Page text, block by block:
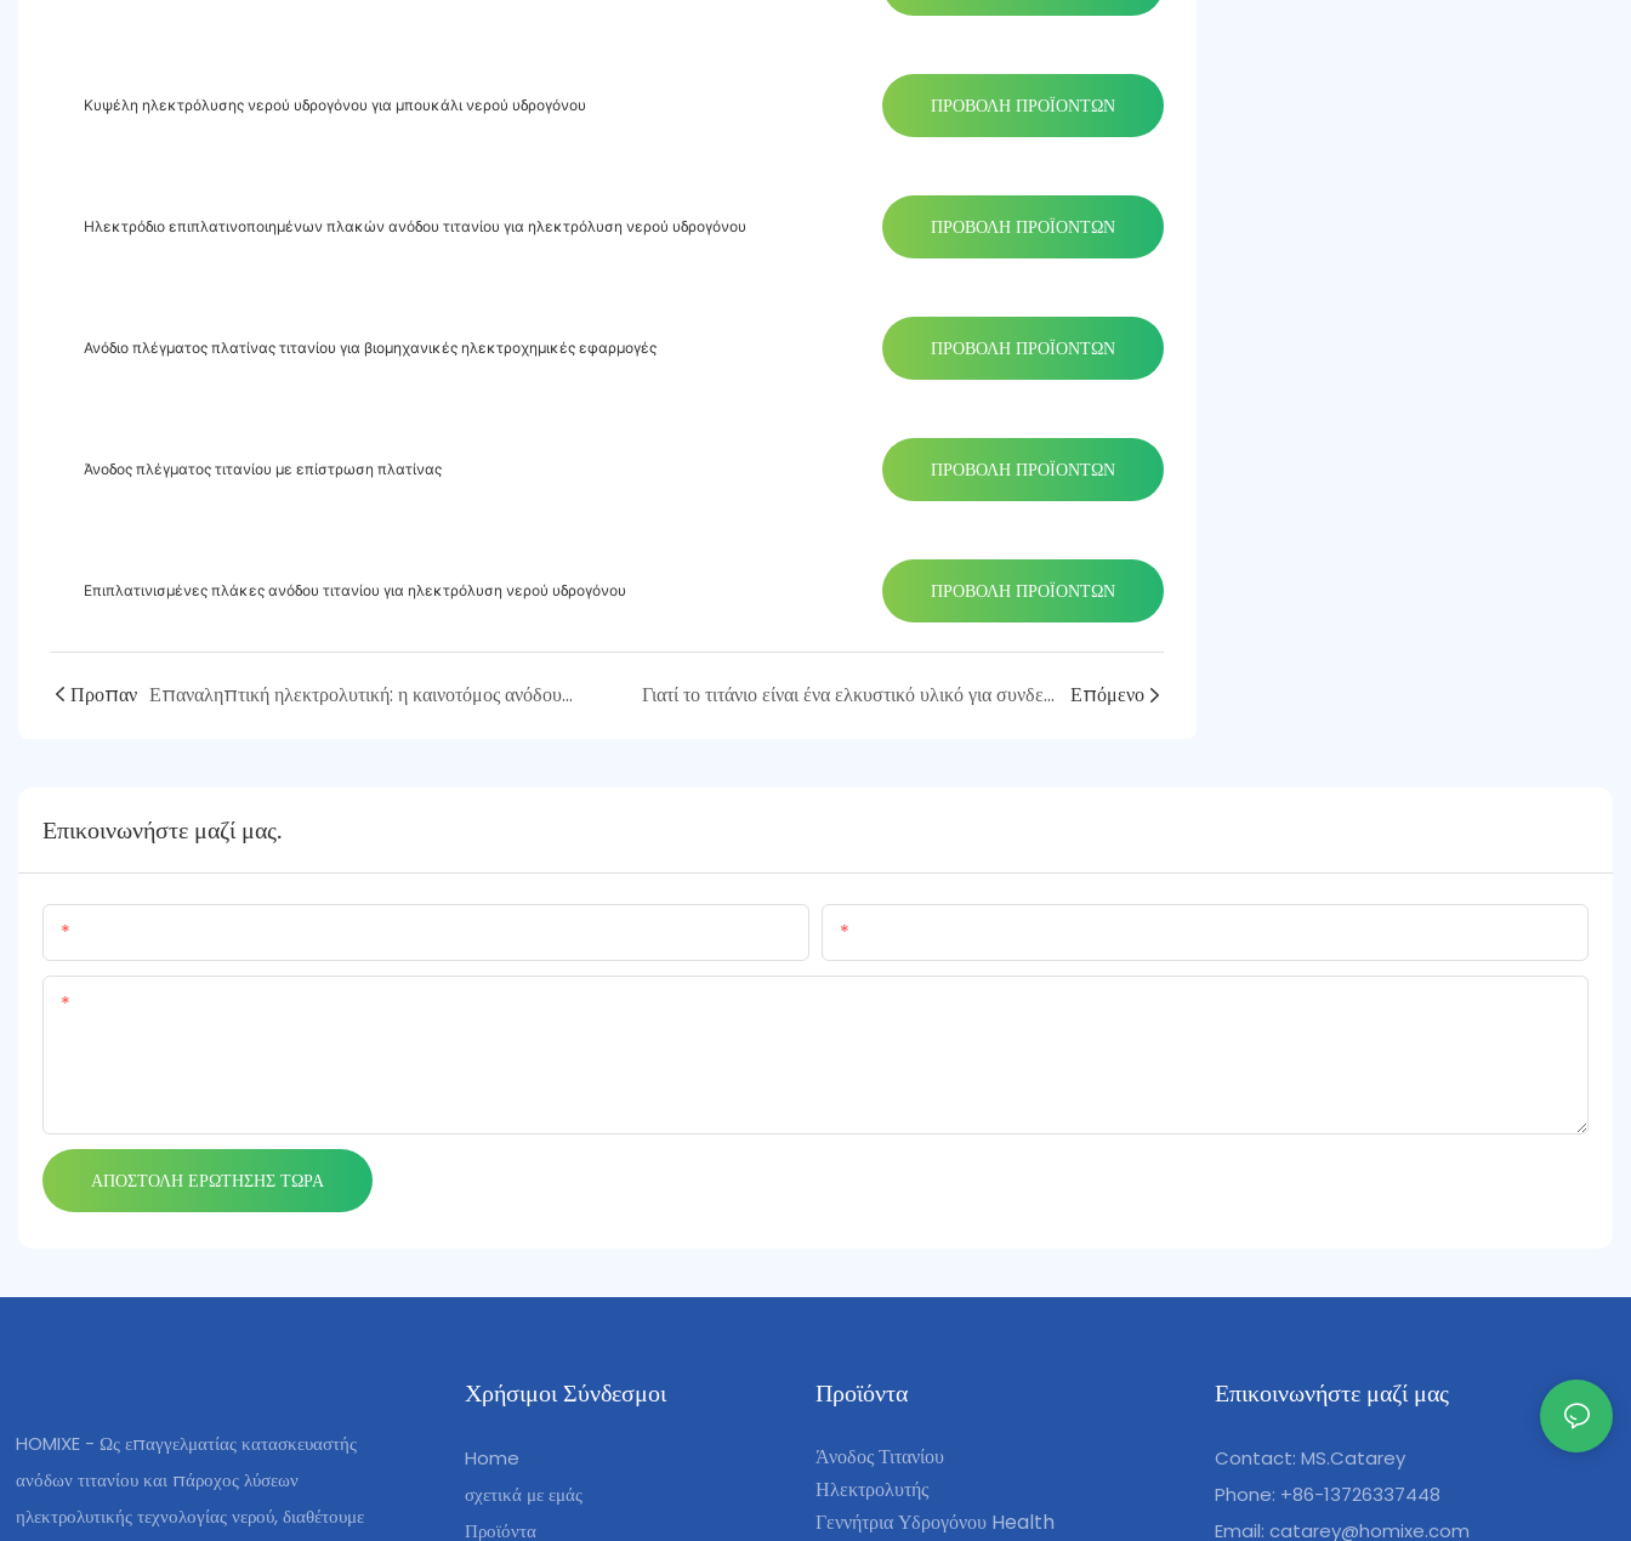
Κυψέλη ηλεκτρόλυσης νερού υδρογόνου για μπουκάλι νερού υδρογόνου ΠΡΟΒΟΛΉ ΠΡΟΪΌΝΤΩΝ
Ηλεκτρόδιο επιπλατινοποιημένων πλακών ανόδου τιτανίου για ηλεκτρόλυση νερού υδρογόνου ΠΡΟΒΟΛΉ ΠΡΟΪΌΝΤΩΝ
Ανόδιο πλέγματος πλατίνας τιτανίου για βιομηχανικές ηλεκτροχημικές εφαρμογές ΠΡΟΒΟΛΉ ΠΡΟΪΌΝΤΩΝ
Άνοδος πλέγματος τιτανίου με επίστρωση πλατίνας ΠΡΟΒΟΛΉ ΠΡΟΪΌΝΤΩΝ
Επιπλατινισμένες πλάκες ανόδου τιτανίου για ηλεκτρόλυση νερού υδρογόνου ΠΡΟΒΟΛΉ ΠΡΟΪΌΝΤΩΝ
Προπαν Επαναληπτική ηλεκτρολυτική: η καινοτόμος ανόδου του Platinum Titanium By Homixe Γιατί το τιτάνιο είναι ένα ελκυστικό υλικό για συνδετήρες που χρησιμοποιούνται σε κρίσιμα περιβάλλοντα Επόμενο
Επικοινωνήστε μαζί μας.
ΑΠΟΣΤΟΛΉ ΕΡΏΤΗΣΗΣ ΤΏΡΑ
HOMIXE - Ως επαγγελματίας κατασκευαστής
ανόδων τιτανίου και πάροχος λύσεων
ηλεκτρολυτικής τεχνολογίας νερού, διαθέτουμε
Χρήσιμοι Σύνδεσμοι
Home
σχετικά με εμάς
Προϊόντα
Προϊόντα
Άνοδος Τιτανίου
Ηλεκτρολυτής
Γεννήτρια Υδρογόνου Health
Επικοινωνήστε μαζί μας
Contact: MS.Catarey
Phone: +86-13726337448
Email:catarey@homixe.com